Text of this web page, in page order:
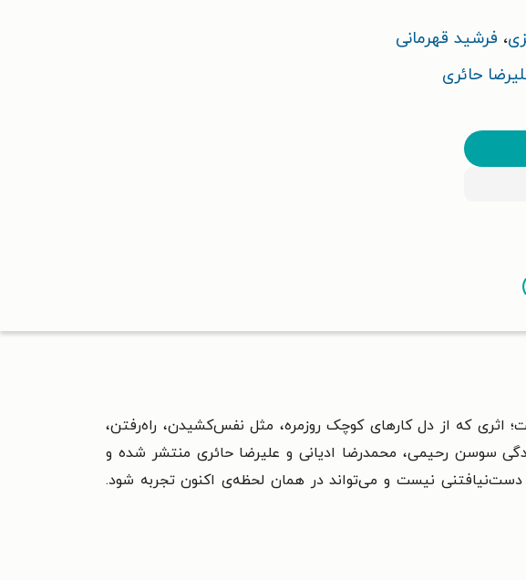
، فرشید قهرمانی
حائری
که از دل کارهای کوچک روزمره، مثل نفس‌کشیدن، راه‌رفتن،
سوسن رحیمی، محمدرضا ادیانی و علیرضا حائری منتشر شده و
نیست و می‌تواند در همان لحظه‌ی اکنون تجربه شود.